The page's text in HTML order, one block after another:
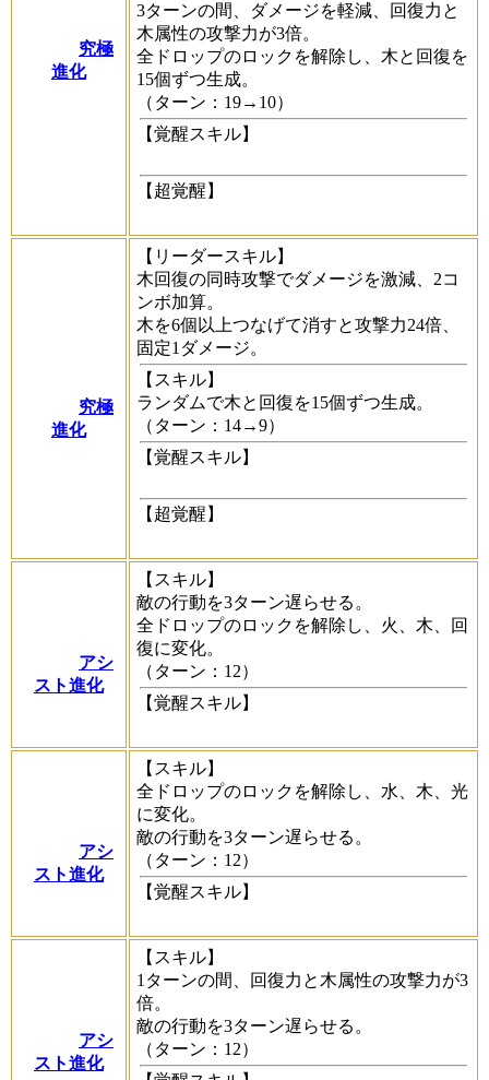
究極
進化
3ターンの間、ダメージを軽減、回復力と
木属性の攻撃力が3倍。
全ドロップのロックを解除し、木と回復を
15個ずつ生成。
（ターン：19→10）
【覚醒スキル】
【超覚醒】
究極
進化
【リーダースキル】
木回復の同時攻撃でダメージを激減、2コ
ンボ加算。
木を6個以上つなげて消すと攻撃力24倍、
固定1ダメージ。
【スキル】
ランダムで木と回復を15個ずつ生成。
（ターン：14→9）
【覚醒スキル】
【超覚醒】
アシ
スト進化
【スキル】
敵の行動を3ターン遅らせる。
全ドロップのロックを解除し、火、木、回
復に変化。
（ターン：12）
【覚醒スキル】
アシ
スト進化
【スキル】
全ドロップのロックを解除し、水、木、光
に変化。
敵の行動を3ターン遅らせる。
（ターン：12）
【覚醒スキル】
アシ
スト進化
【スキル】
1ターンの間、回復力と木属性の攻撃力が3
倍。
敵の行動を3ターン遅らせる。
（ターン：12）